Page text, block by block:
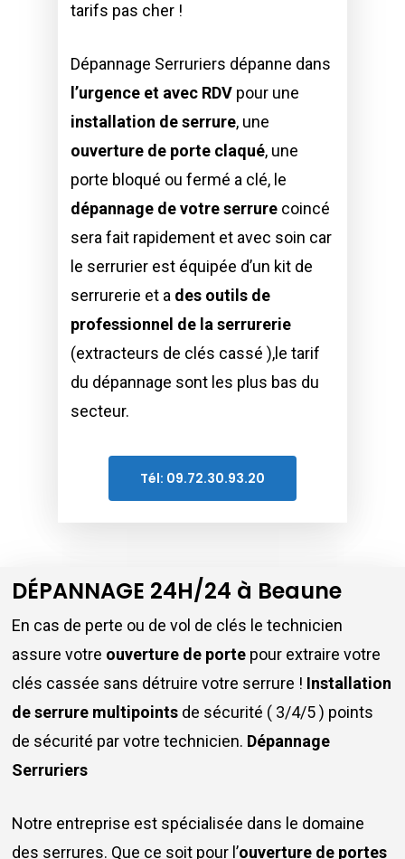
tarifs pas cher !
Dépannage Serruriers dépanne dans
l’urgence et avec RDVpour une
installation de serrure, une
ouverture de porte claqué, une
porte bloqué ou fermé a clé, le
dépannage de votre serrurecoincé
sera fait rapidement et avec soin car
le serrurier est équipée d’un kit de
serrurerie et a des outils de
professionnel de la serrurerie
(extracteurs de clés cassé ),le tarif
du dépannage sont les plus bas du
secteur.
Tél: 09.72.30.93.20
DÉPANNAGE 24H/24 à Beaune
En cas de perte ou de vol de clés le technicien
assure votre ouverture de porte pour extraire votre
clés cassée sans détruire votre serrure ! Installation
de serrure multipoints de sécurité ( 3/4/5 ) points
de sécurité par votre technicien. Dépannage
Serruriers
Notre entreprise est spécialisée dans le domaine
des serrures. Que ce soit pour l’ouverture de portes